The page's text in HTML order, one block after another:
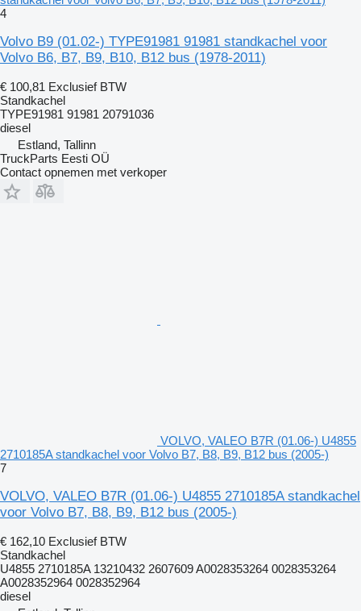
4
Volvo B9 (01.02-) TYPE91981 91981 standkachel voor
Volvo B6, B7, B9, B10, B12 bus (1978-2011)
€ 100,81 Exclusief BTW
Standkachel
TYPE91981 91981 20791036
diesel
Estland, Tallinn
TruckParts Eesti OÜ
Contact opnemen met verkoper
VOLVO, VALEO B7R (01.06-) U4855
2710185A standkachel voor Volvo B7, B8, B9, B12 bus (2005-)
7
VOLVO, VALEO B7R (01.06-) U4855 2710185A standkachel
voor Volvo B7, B8, B9, B12 bus (2005-)
€ 162,10 Exclusief BTW
Standkachel
U4855 2710185A 13210432 2607609 A0028353264 0028353264
A0028352964 0028352964
diesel